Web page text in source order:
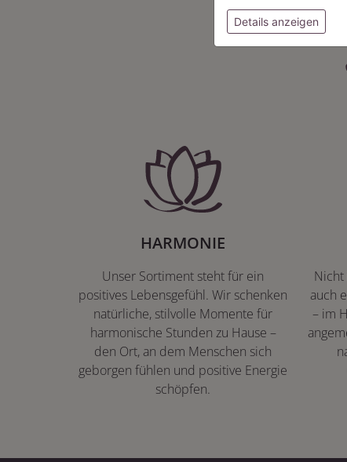
HARMONIE
Unser Sortiment steht für ein
positives Lebensgefühl. Wir schenken
natürliche, stilvolle Momente für
harmonische Stunden zu Hause –
den Ort, an dem Menschen sich
geborgen fühlen und positive Energie
schöpfen.
Nicht
auch
– im
Details anzeigen